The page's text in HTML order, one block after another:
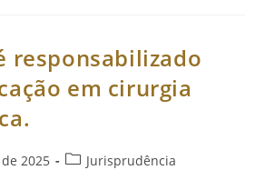
responsabilizado
em cirurgia
2025
Categoria
Jurisprudência